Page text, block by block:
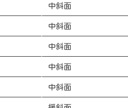
中斜面
中斜面
中斜面
中斜面
中斜面